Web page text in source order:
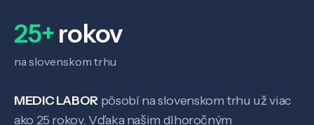
25+rokov
na slovenskom trhu
MEDIC LABOR pôsobí na slovenskom trhu už viac
ako 25 rokov. Vďaka našim dlhoročným